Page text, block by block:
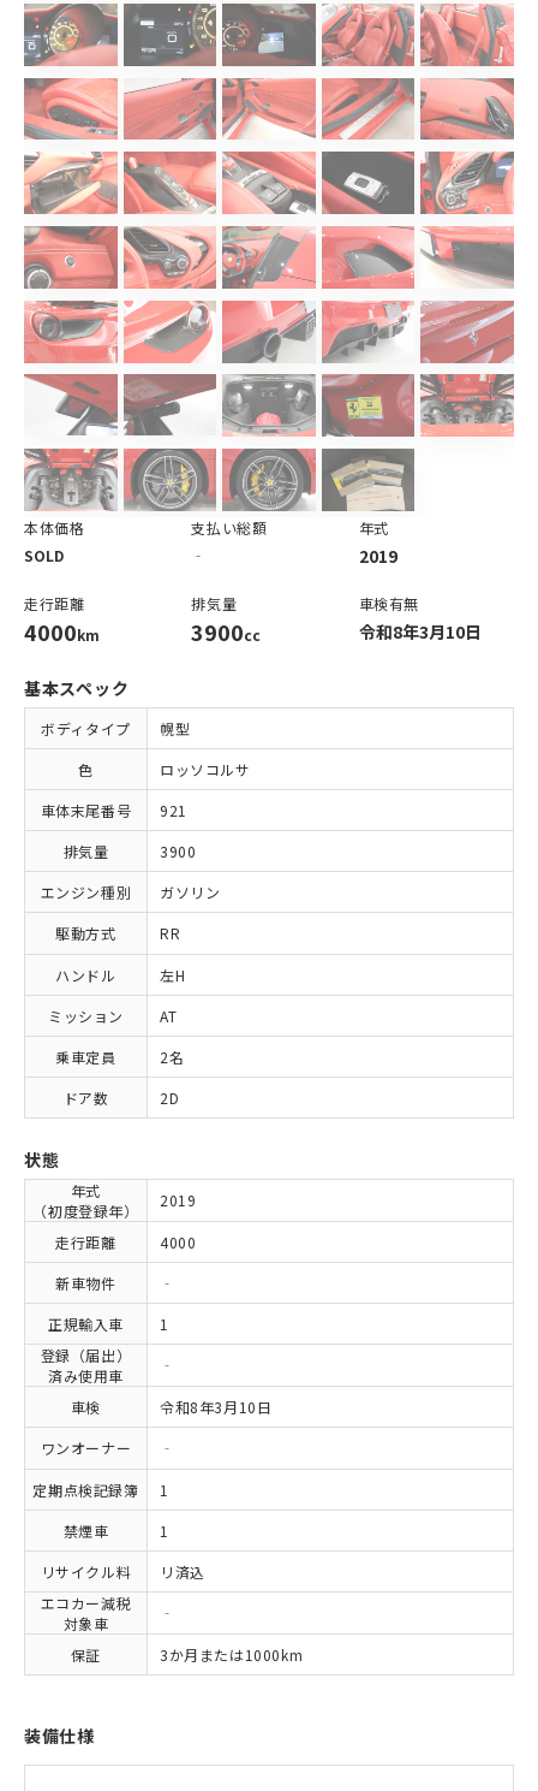
本体価格
SOLD
支払い総額
‐
年式
2019
走行距離
4000km
排気量
3900cc
車検有無
令和8年3月10日
基本スペック
ボディタイプ
幌型
色
ロッソコルサ
車体末尾番号
921
排気量
3900
エンジン種別
ガソリン
駆動方式
RR
ハンドル
左H
ミッション
AT
乗車定員
2名
ドア数
2D
状態
年式
（初度登録年）
2019
走行距離
4000
新車物件
‐
正規輸入車
1
登録（届出）
済み使用車
‐
車検
令和8年3月10日
ワンオーナー
‐
定期点検記録簿
1
禁煙車
1
リサイクル料
リ済込
エコカー減税
対象車
‐
保証 3か月または1000km
装備仕様